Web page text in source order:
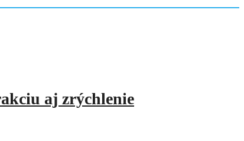
aj zrýchlenie